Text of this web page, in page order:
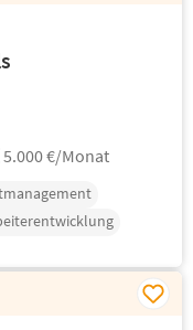
5.000 €/Monat